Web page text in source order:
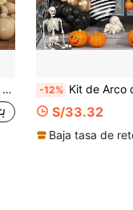
-12% Kit de Arco de Globos de Halloween de 104 Piezas: Incluye Globos de Látex Negros y Naranjas Festivos, Así Como Globos de Papel de
S/33.32
Baja tasa de